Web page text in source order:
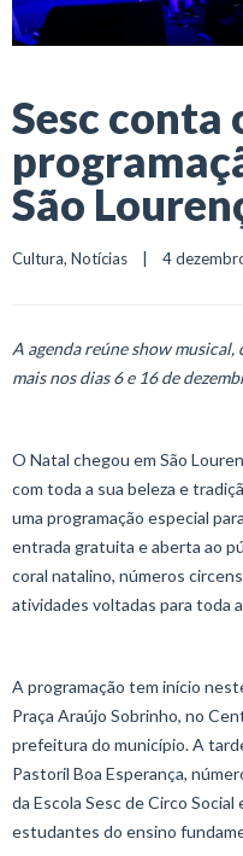
Sesc conta
São
Cultura, Notícias
|    4
A agenda reúne show
mais nos dias 6 e 16 de
O Natal chegou em São
com toda a sua beleza e
uma programação especial
entrada gratuita e aberta ao
coral natalino, números
atividades voltadas para toda
A programação tem início
Praça Araújo Sobrinho, no
prefeitura do município. A
Pastoril Boa Esperança,
da Escola Sesc de Circo
estudantes do ensino